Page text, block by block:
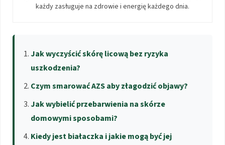
każdy zasługuje na zdrowie i energię każdego dnia.
Jak wyczyścić skórę licową bez ryzyka
uszkodzenia?
Czym smarować AZS aby złagodzić objawy?
Jak wybielić przebarwienia na skórze
domowymi sposobami?
Kiedy jest białaczka i jakie mogą być jej